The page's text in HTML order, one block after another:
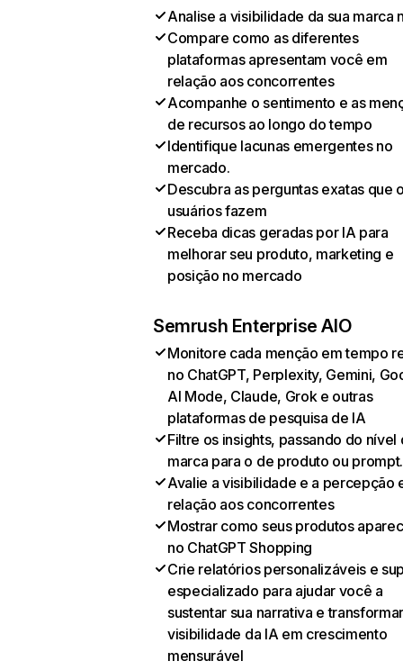
Analise a visibilidade da sua marca
Compare como as diferentes
plataformas apresentam você em
relação aos concorrentes
Acompanhe o sentimento e as
de recursos ao longo do tempo
Identifique lacunas emergentes no
mercado.
Descubra as perguntas exatas que
usuários fazem
Receba dicas geradas por IA para
melhorar seu produto, marketing e
posição no mercado
Semrush Enterprise AIO
Monitore cada menção em tempo
no ChatGPT, Perplexity, Gemini,
AI Mode, Claude, Grok e outras
plataformas de pesquisa de IA
Filtre os insights, passando do nível
marca para o de produto ou prompt.
Avalie a visibilidade e a percepção
relação aos concorrentes
Mostrar como seus produtos
no ChatGPT Shopping
Crie relatórios personalizáveis e
especializado para ajudar você a
sustentar sua narrativa e
visibilidade da IA em crescimento
mensurável